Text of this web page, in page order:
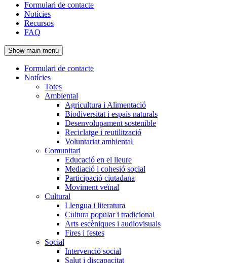
Navegació
principal
de
l'encapçalament
Formulari de contacte
Notícies
Recursos
FAQ
Show main menu
Navegació
principal
Formulari de contacte
Notícies
Totes
Ambiental
Agricultura i Alimentació
Biodiversitat i espais naturals
Desenvolupament sostenible
Reciclatge i reutilització
Voluntariat ambiental
Comunitari
Educació en el lleure
Mediació i cohesió social
Participació ciutadana
Moviment veïnal
Cultural
Llengua i literatura
Cultura popular i tradicional
Arts escèniques i audiovisuals
Fires i festes
Social
Intervenció social
Salut i discapacitat